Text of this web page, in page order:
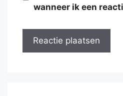
wanneer ik een